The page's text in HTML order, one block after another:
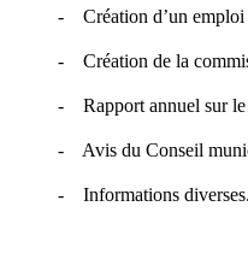
- Création d’un emploi
- Création de la
- Rapport annuel sur le
- Avis du Conseil
- Informations diverses.